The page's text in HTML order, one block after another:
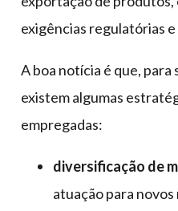
exigências regulatórias
A boa notícia é que,
existem algumas
empregadas:
diversificação de
atuação para